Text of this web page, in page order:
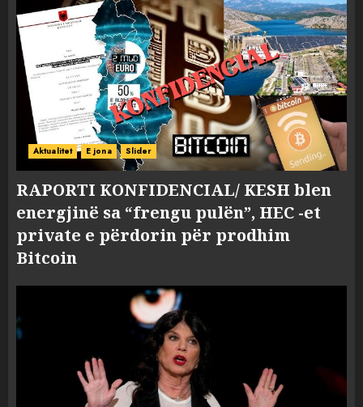
Aktualitet E jona Slider
RAPORTI KONFIDENCIAL/ KESH blen
energjinë sa “frengu pulën”, HEC -et
private e përdorin për prodhim
Bitcoin